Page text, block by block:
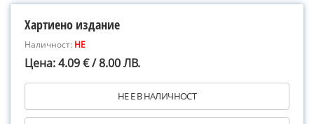
Хартиено издание
Наличност: НЕ
Цена: 4.09 € / 8.00 ЛВ.
НЕ Е В НАЛИЧНОСТ